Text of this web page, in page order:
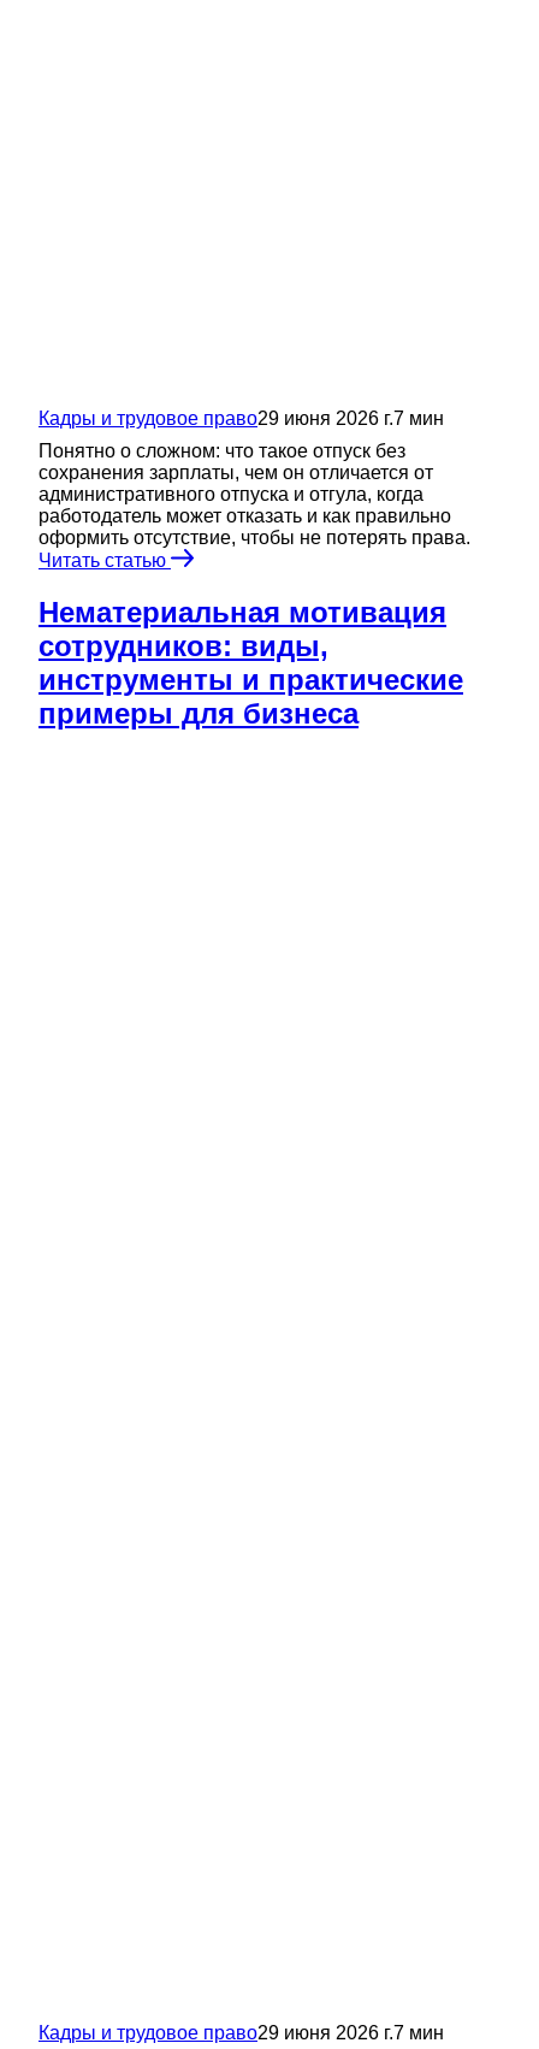
Кадры и трудовое право29 июня 2026 г.7 мин
Понятно о сложном: что такое отпуск без
сохранения зарплаты, чем он отличается от
административного отпуска и отгула, когда
работодатель может отказать и как правильно
оформить отсутствие, чтобы не потерять права.
Читать статью
Нематериальная мотивация
сотрудников: виды,
инструменты и практические
примеры для бизнеса
Кадры и трудовое право29 июня 2026 г.7 мин